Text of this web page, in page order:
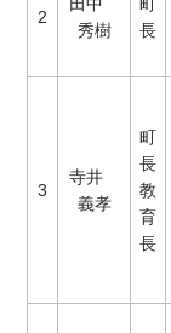
2
秀樹
長
3
寺井
義孝
町
長
教
育
長